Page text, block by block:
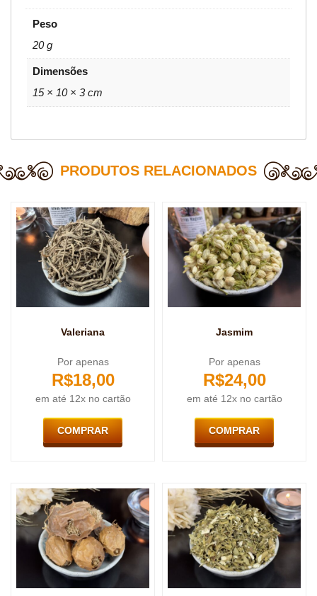
Peso
20 g
Dimensões
15 × 10 × 3 cm
PRODUTOS RELACIONADOS
Valeriana
Por apenas
R$18,00
em até 12x no cartão
COMPRAR
Jasmim
Por apenas
R$24,00
em até 12x no cartão
COMPRAR